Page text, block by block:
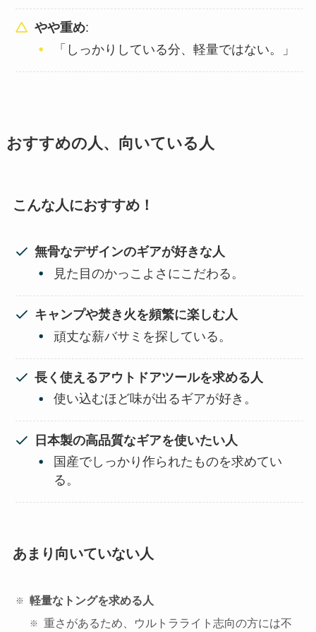
やや重め:
「しっかりしている分、軽量ではない。」
おすすめの人、向いている人
こんな人におすすめ！
無骨なデザインのギアが好きな人
見た目のかっこよさにこだわる。
キャンプや焚き火を頻繁に楽しむ人
頑丈な薪バサミを探している。
長く使えるアウトドアツールを求める人
使い込むほど味が出るギアが好き。
日本製の高品質なギアを使いたい人
国産でしっかり作られたものを求めてい
る。
あまり向いていない人
軽量なトングを求める人
重さがあるため、ウルトラライト志向の方には不